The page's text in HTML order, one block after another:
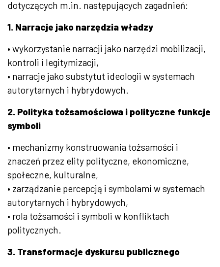
dotyczących m.in. następujących zagadnień:
1. Narracje jako narzędzia władzy
• wykorzystanie narracji jako narzędzi mobilizacji,
kontroli i legitymizacji,
• narracje jako substytut ideologii w systemach
autorytarnych i hybrydowych.
2. Polityka tożsamościowa i polityczne funkcje
symboli
• mechanizmy konstruowania tożsamości i
znaczeń przez elity polityczne, ekonomiczne,
społeczne, kulturalne,
• zarządzanie percepcją i symbolami w systemach
autorytarnych i hybrydowych,
• rola tożsamości i symboli w konfliktach
politycznych.
3. Transformacje dyskursu publicznego